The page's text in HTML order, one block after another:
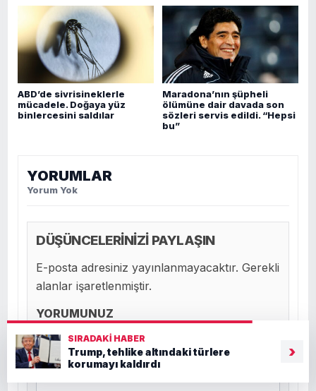
ABD’de sivrisineklerle
mücadele. Doğaya yüz
binlercesini saldılar
Maradona’nın şüpheli
ölümüne dair davada son
sözleri servis edildi. “Hepsi
bu”
YORUMLAR
Yorum Yok
DÜŞÜNCELERİNİZİ PAYLAŞIN
E-posta adresiniz yayınlanmayacaktır. Gerekli
alanlar işaretlenmiştir.
YORUMUNUZ
SIRADAKI HABER
Trump, tehlike altındaki türlere
korumayı kaldırdı
›